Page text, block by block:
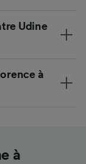
Udine
à
à